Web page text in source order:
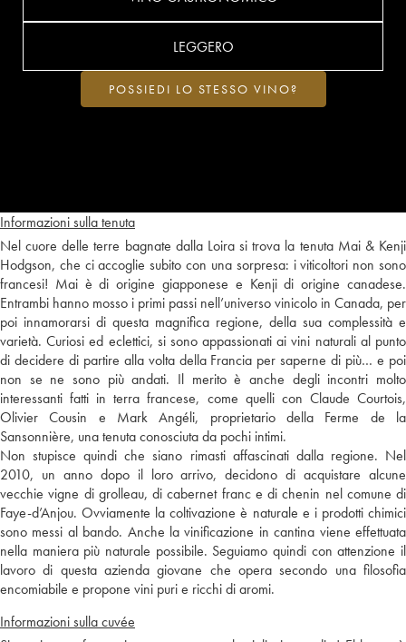
Informazioni sulla tenuta
Nel cuore delle terre bagnate dalla Loira si trova la tenuta Mai & Kenji
Hodgson, che ci accoglie subito con una sorpresa: i viticoltori non sono
francesi! Mai è di origine giapponese e Kenji di origine canadese.
Entrambi hanno mosso i primi passi nell’universo vinicolo in Canada, per
poi innamorarsi di questa magnifica regione, della sua complessità e
varietà. Curiosi ed eclettici, si sono appassionati ai vini naturali al punto
di decidere di partire alla volta della Francia per saperne di più… e poi
non se ne sono più andati. Il merito è anche degli incontri molto
interessanti fatti in terra francese, come quelli con Claude Courtois,
Olivier Cousin e Mark Angéli, proprietario della Ferme de la
Sansonnière, una tenuta conosciuta da pochi intimi.
Non stupisce quindi che siano rimasti affascinati dalla regione. Nel
2010, un anno dopo il loro arrivo, decidono di acquistare alcune
vecchie vigne di grolleau, di cabernet franc e di chenin nel comune di
Faye-d’Anjou. Ovviamente la coltivazione è naturale e i prodotti chimici
sono messi al bando. Anche la vinificazione in cantina viene effettuata
nella maniera più naturale possibile. Seguiamo quindi con attenzione il
lavoro di questa azienda giovane che opera secondo una filosofia
encomiabile e propone vini puri e ricchi di aromi.
Informazioni sulla cuvée
LEGGERO
POSSIEDI LO STESSO VINO?